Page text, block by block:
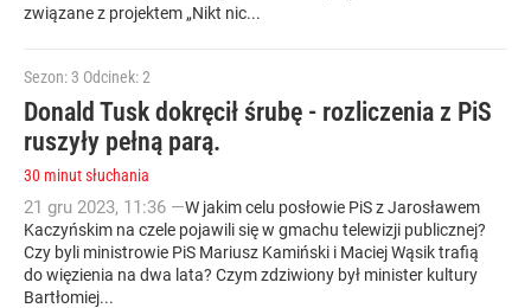
związane z projektem „Nikt nic...
Sezon: 3 Odcinek: 2
Donald Tusk dokręcił śrubę - rozliczenia z PiS
ruszyły pełną parą.
30 minut słuchania
21 gru 2023, 11:36 —W jakim celu posłowie PiS z Jarosławem
Kaczyńskim na czele pojawili się w gmachu telewizji publicznej?
Czy byli ministrowie PiS Mariusz Kamiński i Maciej Wąsik trafią
do więzienia na dwa lata? Czym zdziwiony był minister kultury
Bartłomiej...